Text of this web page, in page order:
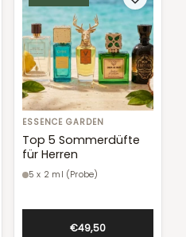
Top
5
Sommerdüfte
für
ESSENCE GARDEN
Top 5 Sommerdüfte
für Herren
5 x 2 ml (Probe)
price
€49,50